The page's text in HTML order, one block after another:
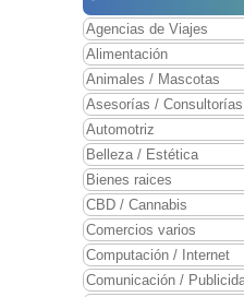
Agencias de Viajes
Alimentación
Animales / Mascotas
Asesorías / Consultorías
Automotriz
Belleza / Estética
Bienes raices
CBD / Cannabis
Comercios varios
Computación / Internet
Comunicación /